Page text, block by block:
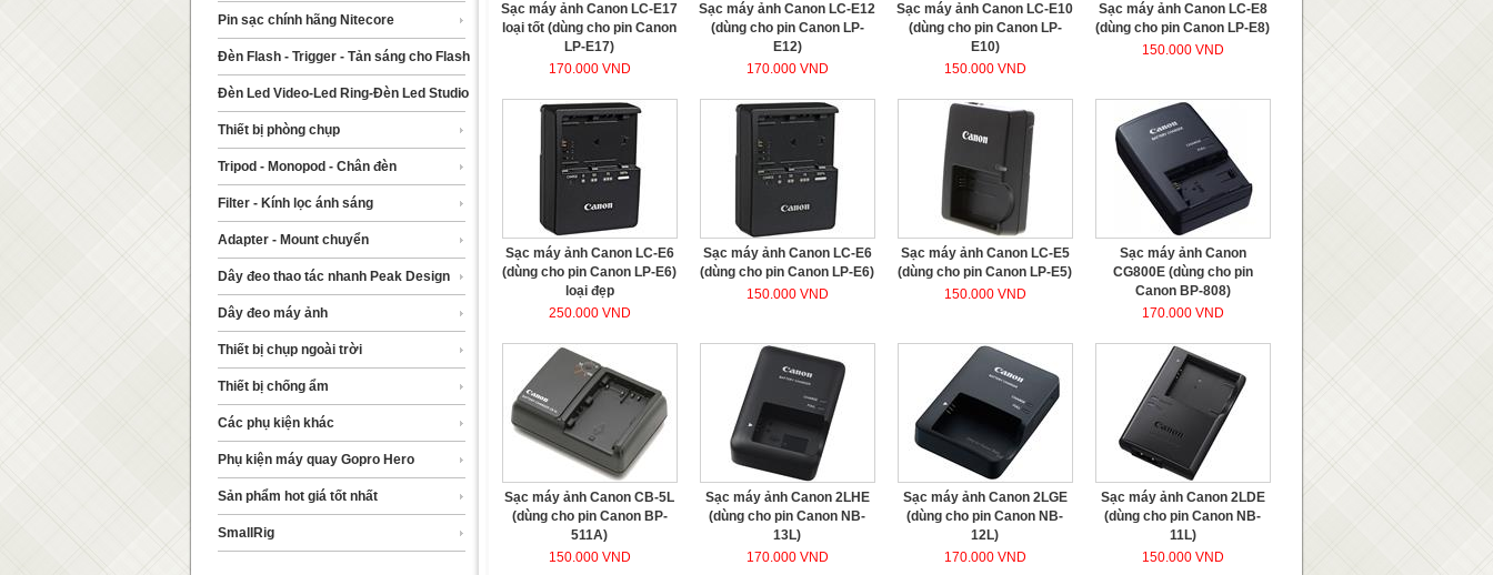
Pin sạc chính hãng Nitecore
Đèn Flash - Trigger - Tản sáng cho Flash
Đèn Led Video-Led Ring-Đèn Led Studio
Thiết bị phòng chụp
Tripod - Monopod - Chân đèn
Filter - Kính lọc ánh sáng
Adapter - Mount chuyển
Dây đeo thao tác nhanh Peak Design
Dây đeo máy ảnh
Thiết bị chụp ngoài trời
Thiết bị chống ẩm
Các phụ kiện khác
Phụ kiện máy quay Gopro Hero
Sản phẩm hot giá tốt nhất
SmallRig
Sạc máy ảnh Canon LC-E17
loại tốt (dùng cho pin Canon
LP-E17)
170.000 VND
Sạc máy ảnh Canon LC-E12
(dùng cho pin Canon LP-
E12)
170.000 VND
Sạc máy ảnh Canon LC-E10
(dùng cho pin Canon LP-
E10)
150.000 VND
Sạc máy ảnh Canon LC-E8
(dùng cho pin Canon LP-E8)
150.000 VND
Sạc máy ảnh Canon LC-E6
(dùng cho pin Canon LP-E6)
loại đẹp
250.000 VND
Sạc máy ảnh Canon LC-E6
(dùng cho pin Canon LP-E6)
150.000 VND
Sạc máy ảnh Canon LC-E5
(dùng cho pin Canon LP-E5)
150.000 VND
Sạc máy ảnh Canon
CG800E (dùng cho pin
Canon BP-808)
170.000 VND
Sạc máy ảnh Canon CB-5L
(dùng cho pin Canon BP-
511A)
150.000 VND
Sạc máy ảnh Canon 2LHE
(dùng cho pin Canon NB-
13L)
170.000 VND
Sạc máy ảnh Canon 2LGE
(dùng cho pin Canon NB-
12L)
170.000 VND
Sạc máy ảnh Canon 2LDE
(dùng cho pin Canon NB-
11L)
150.000 VND